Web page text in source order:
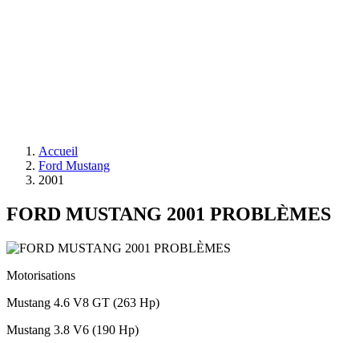
Accueil
Ford Mustang
2001
FORD MUSTANG 2001 PROBLÈMES
Motorisations
Mustang 4.6 V8 GT (263 Hp)
Mustang 3.8 V6 (190 Hp)